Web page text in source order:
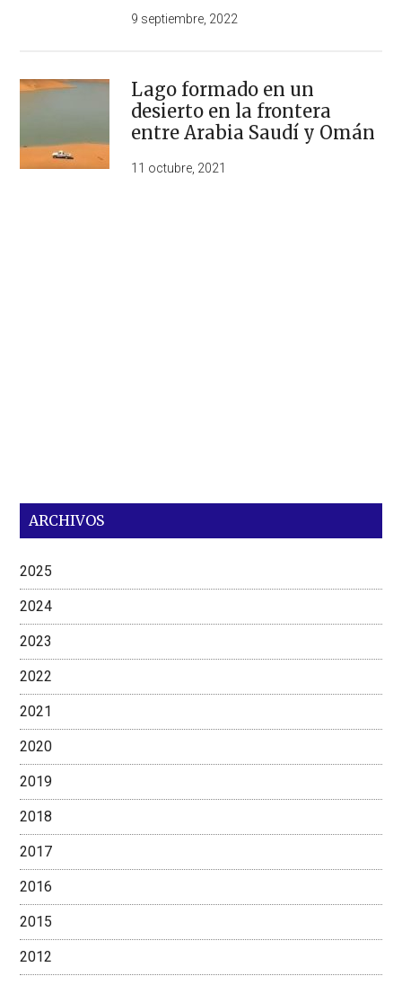
9 septiembre, 2022
Lago formado en un
desierto en la frontera
entre Arabia Saudí y Omán
11 octubre, 2021
ARCHIVOS
2025
2024
2023
2022
2021
2020
2019
2018
2017
2016
2015
2012